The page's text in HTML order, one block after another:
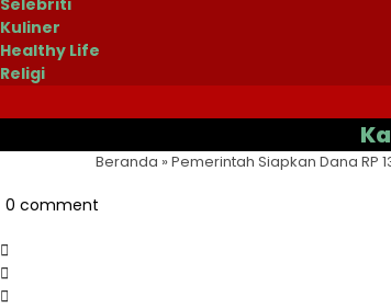
Selebriti
Kuliner
Healthy Life
Religi
Beranda »Pemerintah Siapkan Dana RP
0 comment